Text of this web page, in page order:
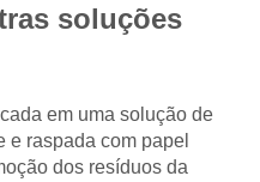
soluções
em uma solução de
e raspada com papel
dos resíduos da